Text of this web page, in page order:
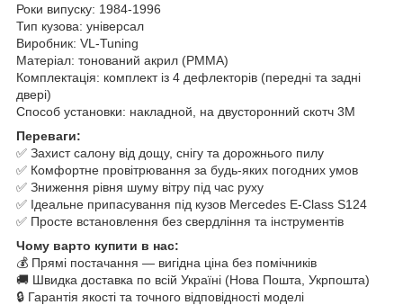
Роки випуску: 1984-1996
Тип кузова: універсал
Виробник: VL-Tuning
Матеріал: тонований акрил (PMMA)
Комплектація: комплект із 4 дефлекторів (передні та задні
двері)
Способ установки: накладной, на двусторонний скотч 3M
Переваги:
✅ Захист салону від дощу, снігу та дорожнього пилу
✅ Комфортне провітрювання за будь-яких погодних умов
✅ Зниження рівня шуму вітру під час руху
✅ Ідеальне припасування під кузов Mercedes E-Class S124
✅ Просте встановлення без свердління та інструментів
Чому варто купити в нас:
💰 Прямі постачання — вигідна ціна без помічників
🚚 Швидка доставка по всій Україні (Нова Пошта, Укрпошта)
🔒 Гарантія якості та точного відповідності моделі